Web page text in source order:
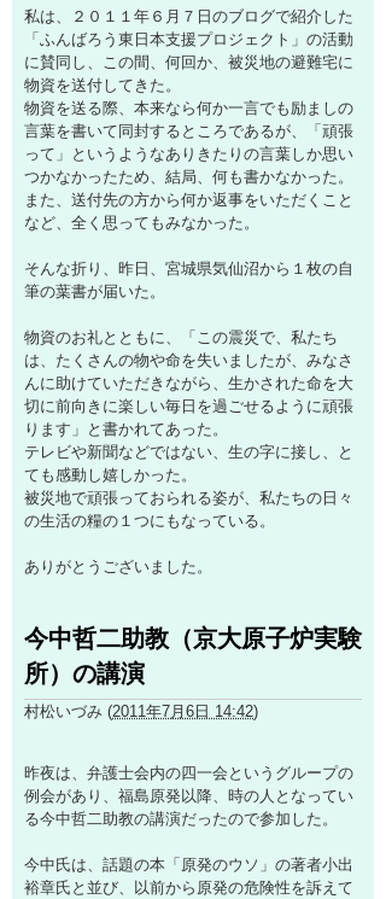
私は、２０１１年６月７日のブログで紹介した
「ふんばろう東日本支援プロジェクト」の活動
に賛同し、この間、何回か、被災地の避難宅に
物資を送付してきた。
物資を送る際、本来なら何か一言でも励ましの
言葉を書いて同封するところであるが、「頑張
って」というようなありきたりの言葉しか思い
つかなかったため、結局、何も書かなかった。
また、送付先の方から何か返事をいただくこと
など、全く思ってもみなかった。
そんな折り、昨日、宮城県気仙沼から１枚の自
筆の葉書が届いた。
物資のお礼とともに、「この震災で、私たち
は、たくさんの物や命を失いましたが、みなさ
んに助けていただきながら、生かされた命を大
切に前向きに楽しい毎日を過ごせるように頑張
ります」と書かれてあった。
テレビや新聞などではない、生の字に接し、と
ても感動し嬉しかった。
被災地で頑張っておられる姿が、私たちの日々
の生活の糧の１つにもなっている。
ありがとうございました。
今中哲二助教（京大原子炉実験
所）の講演
村松いづみ (2011年7月6日 14:42)
昨夜は、弁護士会内の四一会というグループの
例会があり、福島原発以降、時の人となってい
る今中哲二助教の講演だったので参加した。
今中氏は、話題の本「原発のウソ」の著者小出
裕章氏と並び、以前から原発の危険性を訴えて